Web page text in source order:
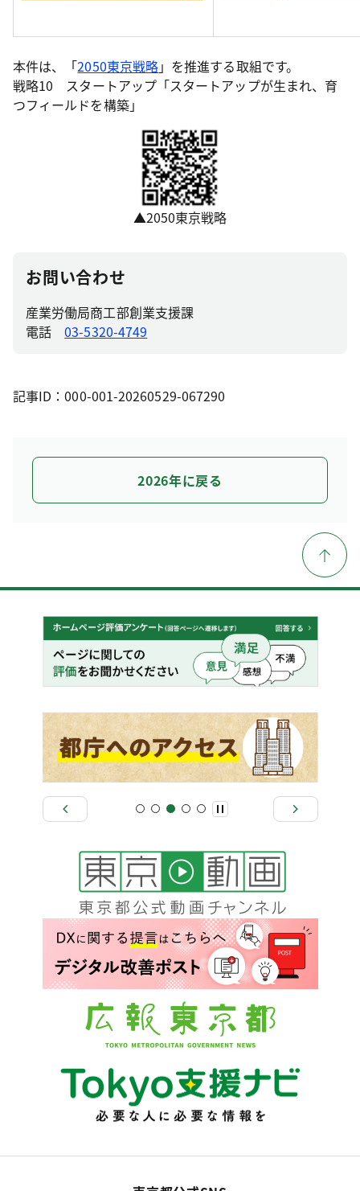
本件は、「2050東京戦略」を推進する取組です。
戦略10 スタートアップ「スタートアップが生まれ、育
つフィールドを構築」
▲2050東京戦略
お問い合わせ
産業労働局商工部創業支援課
電話03-5320-4749
記事ID：000-001-20260529-067290
2026年に戻る